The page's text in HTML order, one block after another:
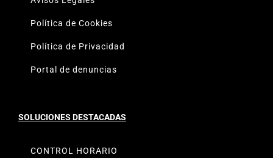
Política de Cookies
Política de Privacidad
Portal de denuncias
SOLUCIONES DESTACADAS
CONTROL HORARIO